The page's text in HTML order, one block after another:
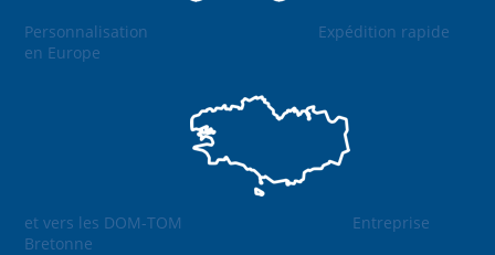
Personnalisation
Expédition rapide
en Europe
et vers les DOM-TOM
Entreprise
Bretonne